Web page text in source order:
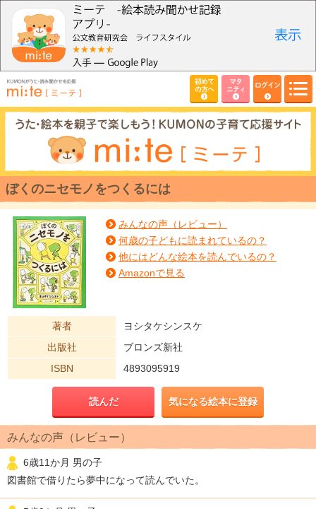
初めて
の方へ
マタ
ニティ
ログイン
ぼくのニセモノをつくるには
みんなの声（レビュー）
何歳の子どもに読まれているの？
他にはどんな絵本を読んでいるの？
Amazonで見る
著者
ヨシタケシンスケ
出版社
ブロンズ新社
ISBN
4893095919
読んだ 気になる絵本に登録
みんなの声（レビュー）
6歳11か月 男の子
図書館で借りたら夢中になって読んでいた。